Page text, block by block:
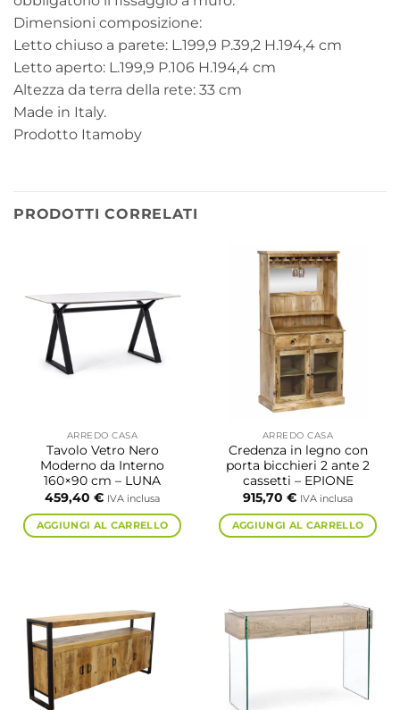
Dimensioni composizione:
Letto chiuso a parete: L.199,9 P.39,2 H.194,4 cm
Letto aperto: L.199,9 P.106 H.194,4 cm
Altezza da terra della rete: 33 cm
Made in Italy.
Prodotto Itamoby
PRODOTTI CORRELATI
ARREDO CASA
Tavolo Vetro Nero
Moderno da Interno
160×90 cm – LUNA
459,40 € IVA inclusa
AGGIUNGI AL CARRELLO
ARREDO CASA
Credenza in legno con
porta bicchieri 2 ante 2
cassetti – EPIONE
915,70 € IVA inclusa
AGGIUNGI AL CARRELLO